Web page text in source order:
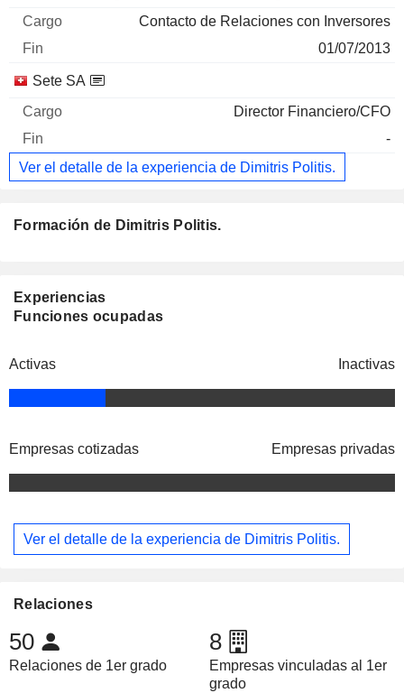
Contacto de Relaciones con Inversores
01/07/2013
Sete SA
Director Financiero/CFO
-
Ver el detalle de la experiencia de Dimitris Politis.
Formación de Dimitris Politis.
Experiencias
Funciones ocupadas
Activas Inactivas
Empresas cotizadas Empresas privadas
Ver el detalle de la experiencia de Dimitris Politis.
Relaciones
50
Relaciones de 1er grado
8
Empresas vinculadas al 1er
grado